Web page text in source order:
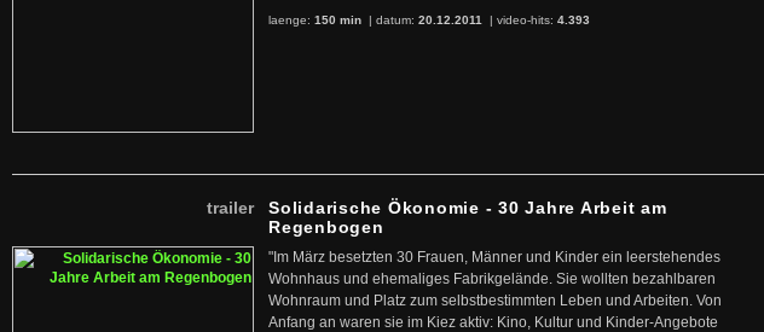
laenge: 150 min | datum: 20.12.2011 | video-hits: 4.393
trailer
Solidarische Ökonomie - 30 Jahre Arbeit am
Regenbogen
"Im März besetzten 30 Frauen, Männer und Kinder ein leerstehendes
Wohnhaus und ehemaliges Fabrikgelände. Sie wollten bezahlbaren
Wohnraum und Platz zum selbstbestimmten Leben und Arbeiten. Von
Anfang an waren sie im Kiez aktiv: Kino, Kultur und Kinder-Angebote